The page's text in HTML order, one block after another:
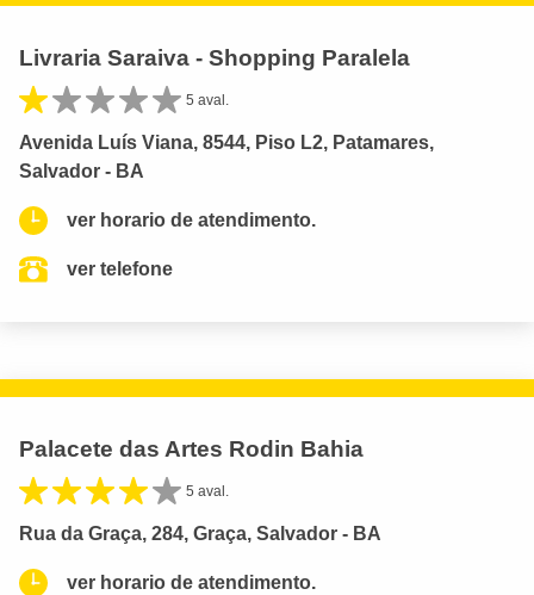
Livraria Saraiva - Shopping Paralela
5 aval.
Avenida Luís Viana, 8544, Piso L2, Patamares,
Salvador - BA
ver horario de atendimento.
ver telefone
Palacete das Artes Rodin Bahia
5 aval.
Rua da Graça, 284, Graça, Salvador - BA
ver horario de atendimento.